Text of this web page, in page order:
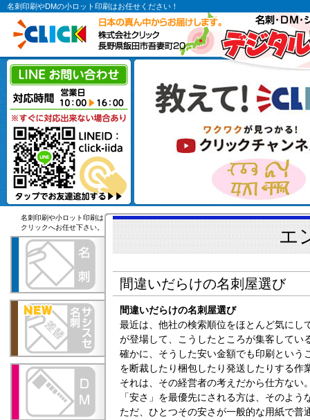
名刺印刷やDMの小ロット印刷はお任せください！
名刺印刷や小ロット印刷は
クリックへお任せ下さい。
エ
間違いだらけの名刺屋選び
間違いだらけの名刺屋選び
最近は、他社の検索順位をほとんど気にし
が登場して、こうしたところが集客してい
確かに、そうした安い金額でも印刷という
を断裁したり梱包したり発送したりする
それは、その経営者の考えだから仕方ない
「安さ」を最優先にされる方は、そのよ
ただ、ひとつその安さが一般的な用紙で